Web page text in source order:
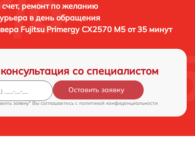
ремонт по желанию
в день обращения
Fujitsu Primergy CX2570 M5 от 35 минут
со специалистом
Оставить заявку
заявку" Вы соглашаетесь c политикой конфиденциальности